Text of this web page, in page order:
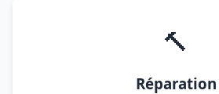
🔨
Réparation